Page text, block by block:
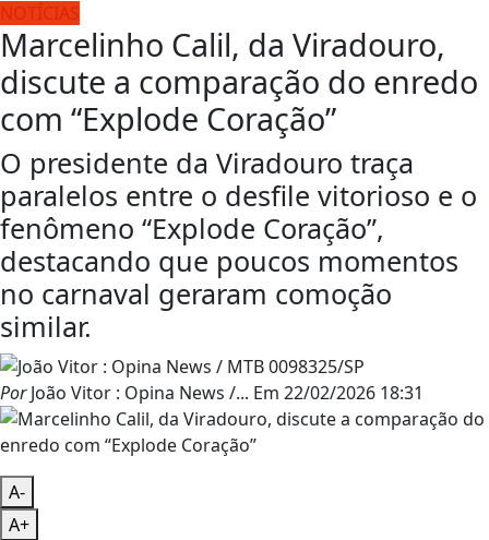
NOTÍCIAS
Marcelinho Calil, da Viradouro,
discute a comparação do enredo
com “Explode Coração”
O presidente da Viradouro traça
paralelos entre o desfile vitorioso e o
fenômeno “Explode Coração”,
destacando que poucos momentos
no carnaval geraram comoção
similar.
PorJoão Vitor : Opina News /... Em 22/02/2026 18:31
A-
A+